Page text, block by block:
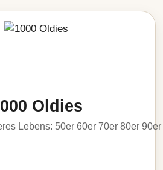
Oldies
Lebens: 50er 60er 70er 80er 90er